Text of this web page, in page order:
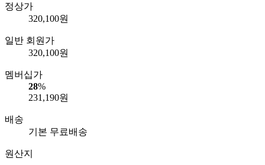
정상가
320,100원
일반 회원가
320,100원
멤버십가
28%
231,190원
배송
기본 무료배송
원산지